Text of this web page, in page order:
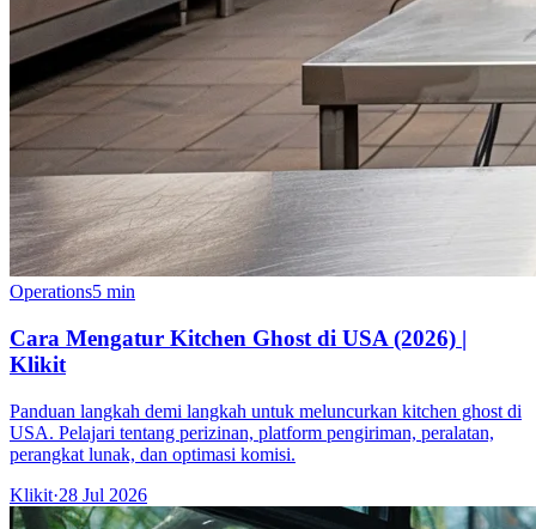
Operations5 min
Cara Mengatur Kitchen Ghost di USA (2026) |
Klikit
Panduan langkah demi langkah untuk meluncurkan kitchen ghost di
USA. Pelajari tentang perizinan, platform pengiriman, peralatan,
perangkat lunak, dan optimasi komisi.
Klikit·28 Jul 2026